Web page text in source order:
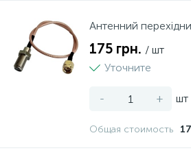
Антенний
175 грн. / шт
Уточните
- + шт
Общая стоимость